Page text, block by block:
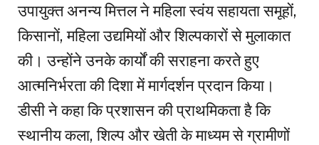
उपायुक्त अनन्य मित्तल ने महिला स्वंय सहायता समूहों,
किसानों, महिला उद्यमियों और शिल्पकारों से मुलाकात
की। उन्होंने उनके कार्यों की सराहना करते हुए
आत्मनिर्भरता की दिशा में मार्गदर्शन प्रदान किया।
डीसी ने कहा कि प्रशासन की प्राथमिकता है कि
स्थानीय कला, शिल्प और खेती के माध्यम से ग्रामीणों